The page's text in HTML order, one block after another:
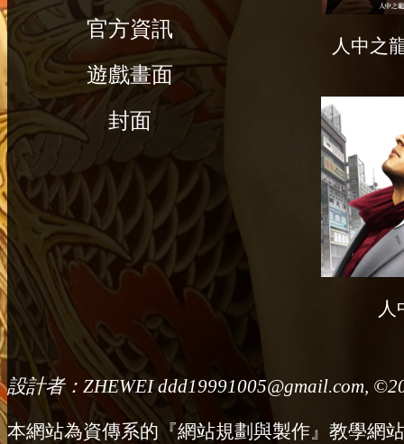
官方資訊
遊戲畫面
封面
人中之
人
設計者：ZHEWEI ddd19991005@gmail.com,
本網站為資傳系的『網站規劃與製作』教學網